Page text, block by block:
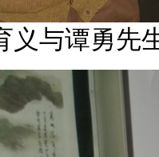
义与谭勇先